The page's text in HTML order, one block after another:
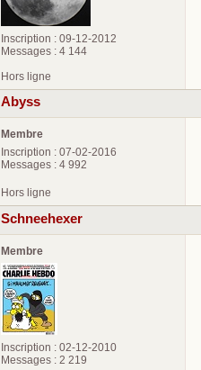
Inscription : 09-12-2012
Messages : 4 144
Hors ligne
Abyss
Membre
Inscription : 07-02-2016
Messages : 4 992
Hors ligne
Schneehexer
Membre
Inscription : 02-12-2010
Messages : 2 219